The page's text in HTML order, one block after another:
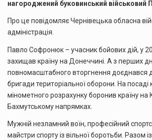
нагороджений буковинський
Про це повідомляє Чернівецька обласна
адміністрація.
Павло Софронюк – учасник бойових дій, у
захищав країну на Донеччині. А з перших
повномасштабного вторгнення доєднався
бригади територіальної оборони. На
мінометного розрахунку боронив країну на
Бахмутському напрямках.
Мужній незламний воїн, професійний
майстри спорту із вільної боротьби. Разом